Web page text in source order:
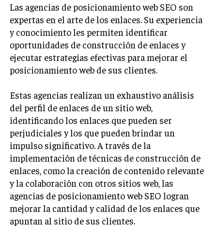
FINANZAS
FINANZAS Y CONTABILIDAD
GESTIÓN DE RECURSOS FINANCIEROS
INVERSIONES Y MERCADOS FINANCIEROS
ECONOMÍA EMPRESARIAL
INTERNACIONAL
NEGOCIOS INTERNACIONALES
COMERCIO INTERNACIONAL
EXPANSIÓN GLOBAL
IMPORTACIÓN Y EXPORTACIÓN
ALIANZAS ESTRATÉGICAS
Las agencias de posicionamiento web SEO son
expertas en el arte de los enlaces. Su experiencia
y conocimiento les permiten identificar
oportunidades de construcción de enlaces y
ejecutar estrategias efectivas para mejorar el
posicionamiento web de sus clientes.
Estas agencias realizan un exhaustivo análisis
del perfil de enlaces de un sitio web,
identificando los enlaces que pueden ser
perjudiciales y los que pueden brindar un
impulso significativo. A través de la
implementación de técnicas de construcción de
enlaces, como la creación de contenido relevante
y la colaboración con otros sitios web, las
agencias de posicionamiento web SEO logran
mejorar la cantidad y calidad de los enlaces que
apuntan al sitio de sus clientes.